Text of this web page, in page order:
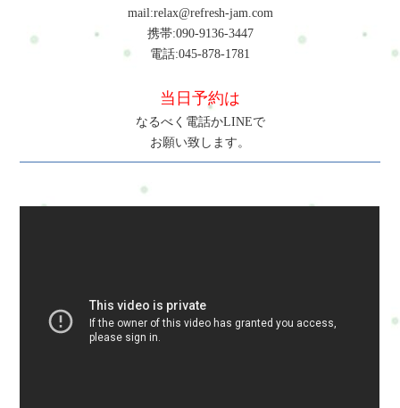
mail:relax@refresh-jam.com
携帯:090-9136-3447
電話:045-878-1781
当日予約は
なるべく電話かLINEで
お願い致します。